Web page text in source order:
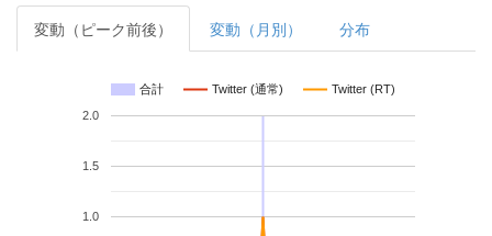
変動（ピーク前後） 変動（月別） 分布
合計 Twitter (通常) Twitter (RT)
1.0
1.5
2.0